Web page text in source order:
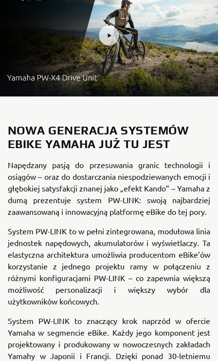
NOWA GENERACJA SYSTEMÓW
EBIKE YAMAHA JUŻ TU JEST
Napędzany pasją do przesuwania granic technologii i
osiągów – oraz do dostarczania niespodziewanych emocji i
głębokiej satysfakcji znanej jako „efekt Kando” – Yamaha z
dumą prezentuje system PW-LINK: swoją najbardziej
zaawansowaną i innowacyjną platformę eBike do tej pory.
System PW-LINK to w pełni zintegrowana, modułowa linia
jednostek napędowych, akumulatorów i wyświetlaczy. Ta
elastyczna architektura umożliwia producentom eBike’ów
korzystanie z jednego projektu ramy w połączeniu z
różnymi konfiguracjami PW-LINK – co zapewnia większą
możliwość personalizacji i większy wybór dla
użytkowników końcowych.
System PW-LINK to znaczący krok naprzód w ofercie
Yamaha w segmencie eBike. Każdy jego komponent jest
projektowany i produkowany w nowoczesnych zakładach
Yamahy w Japonii i Francji. Dzięki ponad 30-letniemu